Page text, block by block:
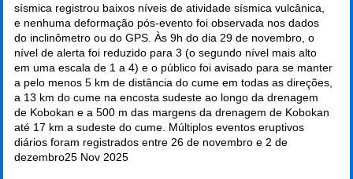
sísmica registrou baixos níveis de atividade sísmica vulcânica,
e nenhuma deformação pós-evento foi observada nos dados
do inclinômetro ou do GPS. Às 9h do dia 29 de novembro, o
nível de alerta foi reduzido para 3 (o segundo nível mais alto
em uma escala de 1 a 4) e o público foi avisado para se manter
a pelo menos 5 km de distância do cume em todas as direções,
a 13 km do cume na encosta sudeste ao longo da drenagem
de Kobokan e a 500 m das margens da drenagem de Kobokan
até 17 km a sudeste do cume. Múltiplos eventos eruptivos
diários foram registrados entre 26 de novembro e 2 de
dezembro25 Nov 2025